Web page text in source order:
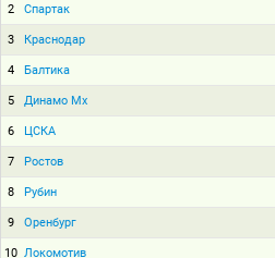
2 Спартак
3 Краснодар
4 Балтика
5 Динамо Мх
6 ЦСКА
7 Ростов
8 Рубин
9 Оренбург
10 Локомотив